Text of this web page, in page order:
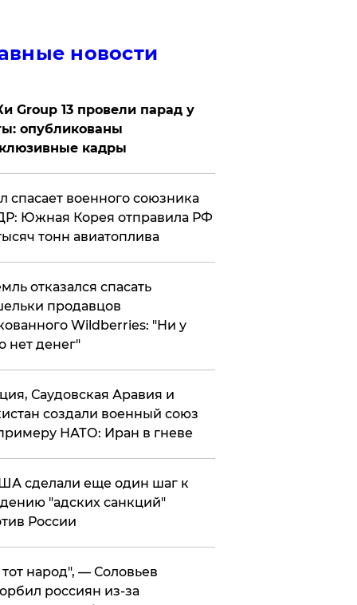
новости
Group 13 провели парад у
опубликованы
кадры
спасает военного союзника
Южная Корея отправила РФ
тонн авиатоплива
отказался спасать
продавцов
Wildberries: "Ни у
нет денег"
Саудовская Аравия и
создали военный союз
НАТО: Иран в гневе
сделали еще один шаг к
"адских санкций"
России
народ", — Соловьев
россиян из-за